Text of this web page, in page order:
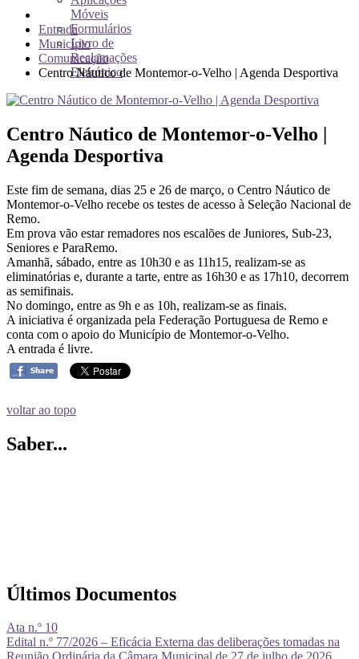
Móveis
Formulários
Livro de
Reclamações
Eletrónico
Entrada
Município
Comunicação
Centro Náutico de Montemor-o-Velho | Agenda Desportiva
Centro Náutico de Montemor-o-Velho |
Agenda Desportiva
Este fim de semana, dias 25 e 26 de março, o Centro Náutico de
Montemor-o-Velho recebe os testes de acesso à Seleção Nacional de
Remo.
Em prova vão estar remadores nos escalões de Juniores, Sub-23,
Seniores e ParaRemo.
Amanhã, sábado, entre as 10h30 e as 11h15, realizam-se as
eliminatórias e, durante a tarte, entre as 16h30 e as 17h10, decorrem
as semifinais.
No domingo, entre as 9h e as 10h, realizam-se as finais.
A iniciativa é organizada pela Federação Portuguesa de Remo e
conta com o apoio do Município de Montemor-o-Velho.
A entrada é livre.
voltar ao topo
Saber...
Últimos Documentos
Ata n.º 10
Edital n.º 77/2026 – Eficácia Externa das deliberações tomadas na